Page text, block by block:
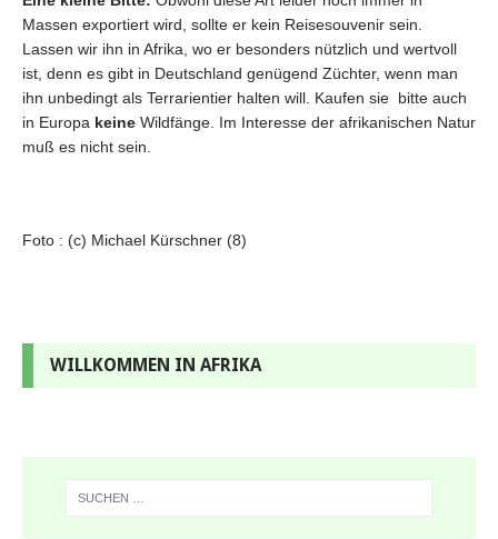
Massen exportiert wird, sollte er kein Reisesouvenir sein.
Lassen wir ihn in Afrika, wo er besonders nützlich und wertvoll
ist, denn es gibt in Deutschland genügend Züchter, wenn man
ihn unbedingt als Terrarientier halten will. Kaufen sie bitte auch
in Europa keine Wildfänge. Im Interesse der afrikanischen Natur
muß es nicht sein.
Foto : (c) Michael Kürschner (8)
WILLKOMMEN IN AFRIKA